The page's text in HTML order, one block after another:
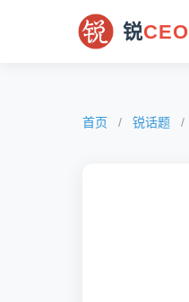
锐CEO
首页 / 锐话题 /